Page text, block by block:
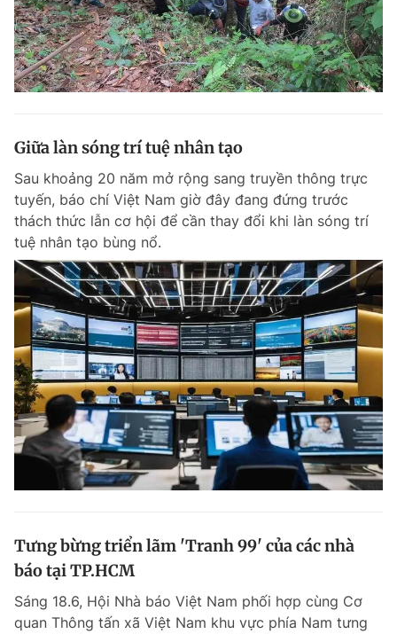
Giữa làn sóng trí tuệ nhân tạo
Sau khoảng 20 năm mở rộng sang truyền thông trực
tuyến, báo chí Việt Nam giờ đây đang đứng trước
thách thức lẫn cơ hội để cần thay đổi khi làn sóng trí
tuệ nhân tạo bùng nổ.
Tưng bừng triển lãm 'Tranh 99' của các nhà
báo tại TP.HCM
Sáng 18.6, Hội Nhà báo Việt Nam phối hợp cùng Cơ
quan Thông tấn xã Việt Nam khu vực phía Nam tưng